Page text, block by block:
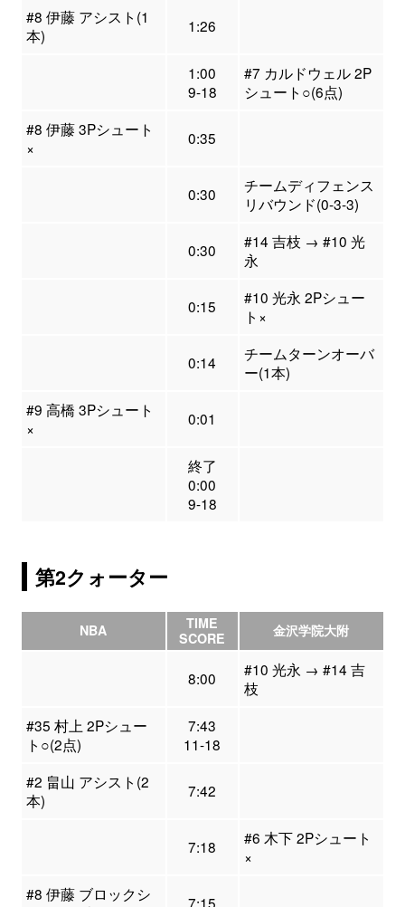
#8 伊藤 アシスト(1
本)
1:26
1:00
9-18
#7 カルドウェル 2P
シュート○(6点)
#8 伊藤 3Pシュート
×
0:35
0:30
チームディフェンス
リバウンド(0-3-3)
0:30
#14 吉枝 → #10 光
永
0:15
#10 光永 2Pシュー
ト×
0:14
チームターンオーバ
ー(1本)
#9 高橋 3Pシュート
×
0:01
終了
0:00
9-18
第2クォーター
NBA
TIME
SCORE
金沢学院大附
8:00
#10 光永 → #14 吉
枝
#35 村上 2Pシュー
ト○(2点)
7:43
11-18
#2 畠山 アシスト(2
本)
7:42
7:18
#6 木下 2Pシュート
×
#8 伊藤 ブロックシ
7:15